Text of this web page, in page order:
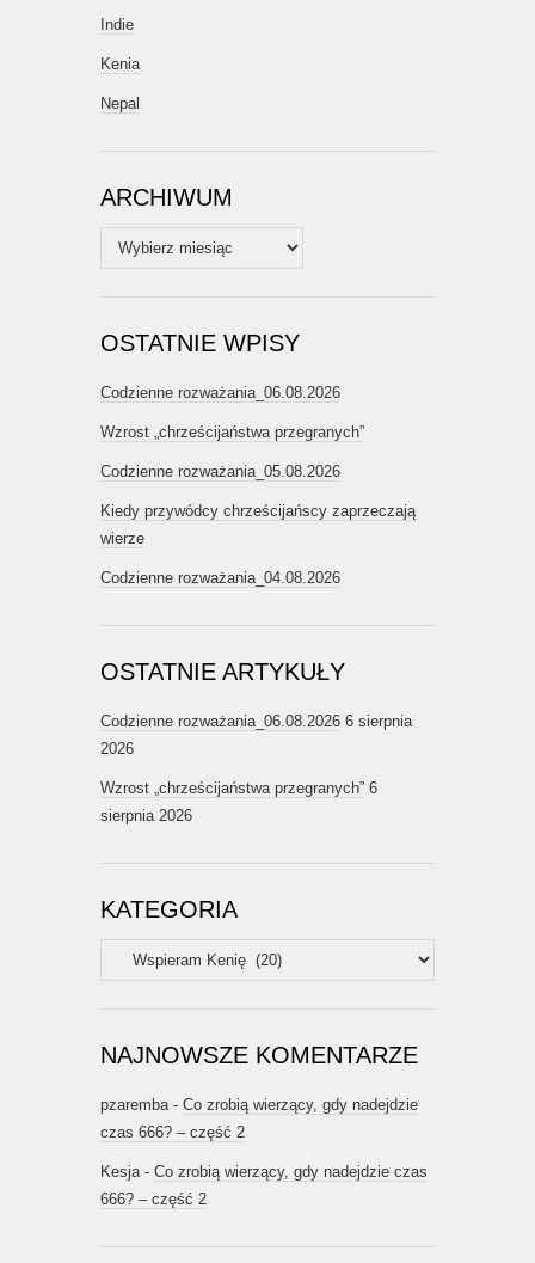
Indie
Kenia
Nepal
ARCHIWUM
Archiwum
OSTATNIE WPISY
Codzienne rozważania_06.08.2026
Wzrost „chrześcijaństwa przegranych”
Codzienne rozważania_05.08.2026
Kiedy przywódcy chrześcijańscy zaprzeczają
wierze
Codzienne rozważania_04.08.2026
OSTATNIE ARTYKUŁY
Codzienne rozważania_06.08.2026 6 sierpnia
2026
Wzrost „chrześcijaństwa przegranych” 6
sierpnia 2026
KATEGORIA
Kategoria
NAJNOWSZE KOMENTARZE
pzaremba - Co zrobią wierzący, gdy nadejdzie
czas 666? – część 2
Kesja - Co zrobią wierzący, gdy nadejdzie czas
666? – część 2